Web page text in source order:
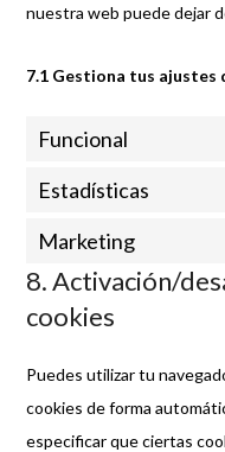
nuestra web puede dejar
7.1 Gestiona tus
Funcional
Estadísticas
Marketing
8. Activación/
cookies
Puedes utilizar tu
cookies de forma
especificar que ciertas